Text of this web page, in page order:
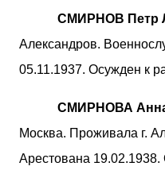
СМИРНОВ Петр
Александров.
05.11.1937. Осужден к
СМИРНОВА
Москва. Проживала г.
Арестована 19.02.1938.